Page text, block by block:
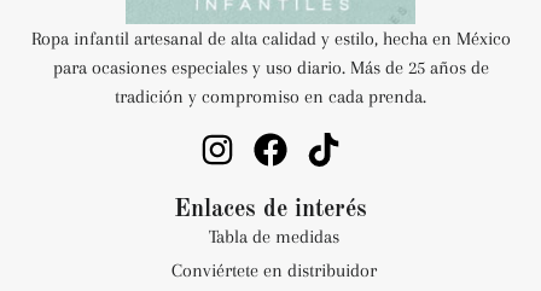
Ropa infantil artesanal de alta calidad y estilo, hecha en México
para ocasiones especiales y uso diario. Más de 25 años de
tradición y compromiso en cada prenda.
Enlaces de interés
Tabla de medidas
Conviértete en distribuidor